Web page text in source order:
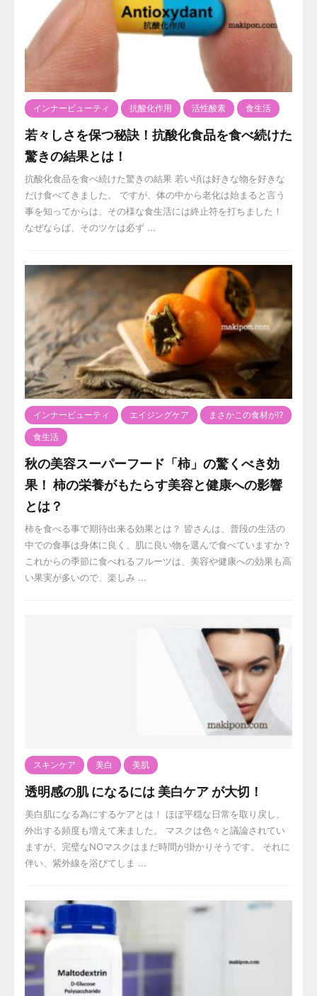
インナービューティ 抗酸化作用 活性酸素 食生活
若々しさを保つ秘訣！抗酸化食品を食べ続けた
驚きの結果とは！
抗酸化食品を食べ続けた驚きの結果 若い頃は好きな物を好きな
だけ食べてきました。 ですが、体の中から老化は始まると言う
事を知ってからは、その様な食生活には終止符を打ちました！
なぜならば、そのツケは必ず ...
インナービューティ エイジングケア まさかこの食材が⁉️
食生活
秋の美容スーパーフード「柿」の驚くべき効
果！ 柿の栄養がもたらす美容と健康への影響
とは？
柿を食べる事で期待出来る効果とは？ 皆さんは、普段の生活の
中での食事は身体に良く、肌に良い物を選んで食べていますか？
これからの季節に食べれるフルーツは、美容や健康への効果も高
い果実が多いので、楽しみ ...
スキンケア 美白 美肌
透明感の肌 になるには 美白ケア が大切！
美白肌になる為にするケアとは！ ほぼ平穏な日常を取り戻し、
外出する頻度も増えて来ました。 マスクは色々と議論されてい
ますが、完璧なNOマスクはまだ時間が掛かりそうです。 それに
伴い、紫外線を浴びてしま ...